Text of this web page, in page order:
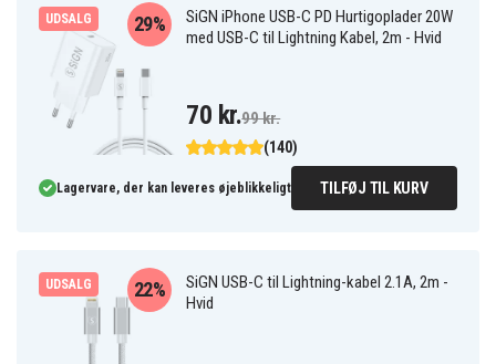
UDSALG
SiGN iPhone USB-C PD Hurtigoplader 20W
med USB-C til Lightning Kabel, 2m - Hvid
(140)
29%
70 kr.99 kr.
Lagervare, der kan leveres øjeblikkeligt TILFØJ TIL KURV
UDSALG
SiGN USB-C til Lightning-kabel 2.1A, 2m -
Hvid
22%